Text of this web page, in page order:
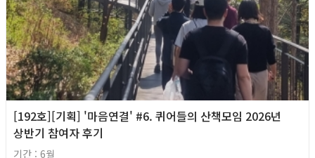
[192호][기획] '마음연결' #6. 퀴어들의 산책모임 2026년
상반기 참여자 후기
기간 : 6월